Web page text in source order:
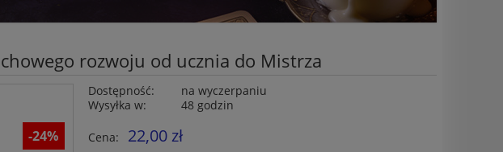
rozwoju od ucznia do Mistrza
-24%
Dostępność:
na wyczerpaniu
Wysyłka w:
48 godzin
Cena: 22,00 zł